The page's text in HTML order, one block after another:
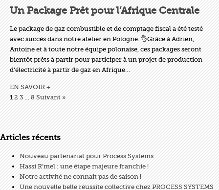
Un Package Prêt pour l’Afrique Centrale
Le package de gaz combustible et de comptage fiscal a été testé
avec succès dans notre atelier en Pologne. 👌Grâce à Adrien,
Antoine et à toute notre équipe polonaise, ces packages seront
bientôt prêts à partir pour participer à un projet de production
d’électricité à partir de gaz en Afrique…
EN SAVOIR +
1 2 3 … 8 Suivant »
Articles récents
Nouveau partenariat pour Process Systems
Hassi R’mel : une étape majeure franchie !
Notre activité ne connait pas de saison !
Une nouvelle belle réussite collective chez PROCESS SYSTEMS